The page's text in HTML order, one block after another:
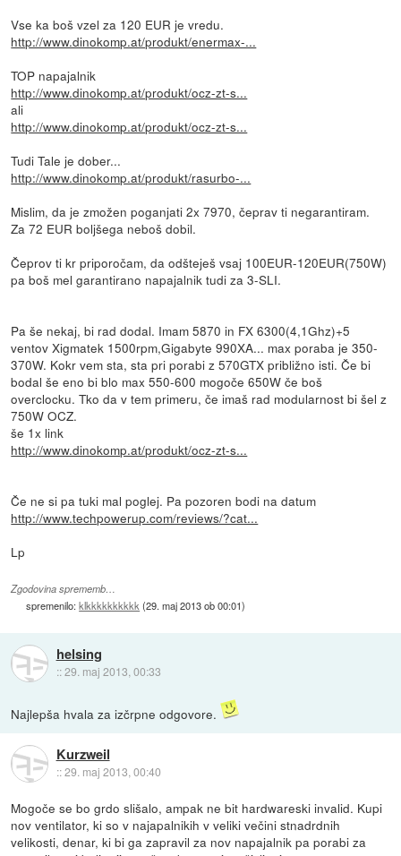
Vse ka boš vzel za 120 EUR je vredu.
http://www.dinokomp.at/produkt/enermax-...
TOP napajalnik
http://www.dinokomp.at/produkt/ocz-zt-s...
ali
http://www.dinokomp.at/produkt/ocz-zt-s...
Tudi Tale je dober...
http://www.dinokomp.at/produkt/rasurbo-...
Mislim, da je zmožen poganjati 2x 7970, čeprav ti negarantiram.
Za 72 EUR boljšega neboš dobil.
Čeprov ti kr priporočam, da odšteješ vsaj 100EUR-120EUR(750W)
pa boš mel garantirano napajalnik tudi za 3-SLI.
Pa še nekaj, bi rad dodal. Imam 5870 in FX 6300(4,1Ghz)+5
ventov Xigmatek 1500rpm,Gigabyte 990XA... max poraba je 350-
370W. Kokr vem sta, sta pri porabi z 570GTX približno isti. Če bi
bodal še eno bi blo max 550-600 mogoče 650W če boš
overclocku. Tko da v tem primeru, če imaš rad modularnost bi šel z
750W OCZ.
še 1x link
http://www.dinokomp.at/produkt/ocz-zt-s...
Če ne si pa tuki mal poglej. Pa pozoren bodi na datum
http://www.techpowerup.com/reviews/?cat...
Lp
Zgodovina sprememb…
spremenilo:klkkkkkkkkkk (29. maj 2013 ob 00:01)
helsing
::29. maj 2013, 00:33
Najlepša hvala za izčrpne odgovore.
Kurzweil
::29. maj 2013, 00:40
Mogoče se bo grdo slišalo, ampak ne bit hardwareski invalid. Kupi
nov ventilator, ki so v najapalnikih v veliki večini stnadrdnih
velikosti, denar, ki bi ga zapravil za nov napajalnik pa porabi za